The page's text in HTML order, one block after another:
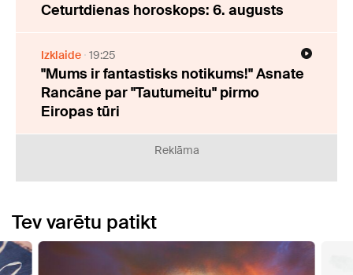
Ceturtdienas horoskops: 6. augusts
Izklaide 19:25
"Mums ir fantastisks notikums!" Asnate
Rancāne par "Tautumeitu" pirmo
Eiropas tūri
Reklāma
Tev varētu patikt